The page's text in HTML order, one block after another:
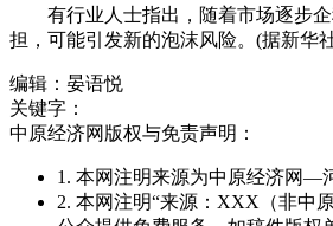
有行业人士指出，随着市场逐步企
担，可能引发新的泡沫风险。(据新华
编辑：晏语悦
关键字：
中原经济网版权与免责声明：
1. 本网注明来源为中原经济网—
2. 本网注明“来源：XXX（非中